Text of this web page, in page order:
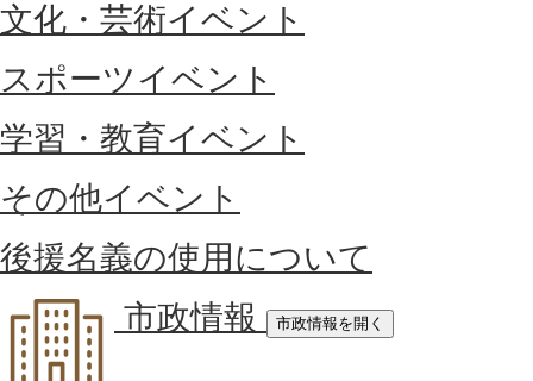
文化・芸術イベント
スポーツイベント
学習・教育イベント
その他イベント
後援名義の使用について
市政情報
市政情報を開く